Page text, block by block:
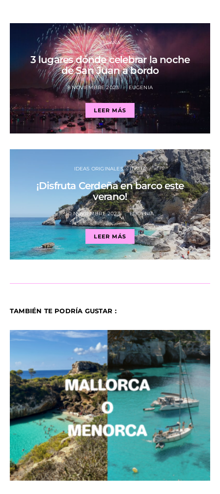
ESPAÑA
3 lugares dónde celebrar la noche
de San Juan a bordo
8 NOVIEMBRE 2023 EUGENIA
LEER MÁS
IDEAS ORIGINALES ITALIA
¡Disfruta Cerdeña en barco este
verano!
10 NOVIEMBRE 2023 EUGENIA
LEER MÁS
TAMBIÉN TE PODRÍA GUSTAR :